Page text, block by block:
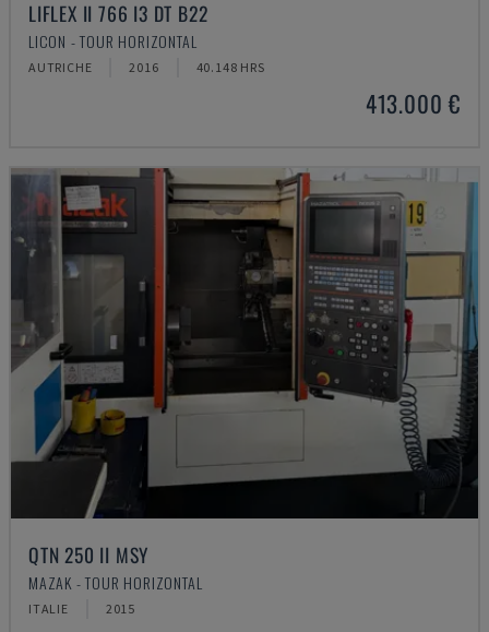
LIFLEX II 766 I3 DT B22
LICON - TOUR HORIZONTAL
AUTRICHE 2016 40.148 HRS
413.000 €
QTN 250 II MSY
MAZAK - TOUR HORIZONTAL
ITALIE 2015